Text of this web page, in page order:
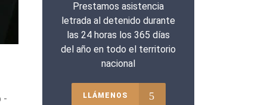
-
Prestamos asistencia
letrada al detenido durante
las 24 horas los 365 días
del año en todo el territorio
nacional
LLÁMENOS